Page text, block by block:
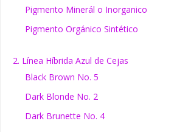
Pigmento Minerál o Inorganico
Pigmento Orgánico Sintético
2. Línea Híbrida Azul de Cejas
Black Brown No. 5
Dark Blonde No. 2
Dark Brunette No. 4